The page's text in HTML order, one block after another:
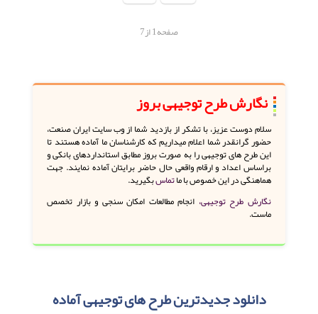
صفحه1 از7
نگارش طرح توجیهی بروز
سلام دوست عزیز، با تشکر از بازدید شما از وب سایت ایران صنعت،
حضور گرانقدر شما اعلام میداریم که کارشناسان ما آماده هستند تا
این طرح های توجیهی را به صورت بروز مطابق استانداردهای بانکی و
براساس اعداد و ارقام واقعی حال حاضر برایتان آماده نمایند. جهت
هماهنگی در این خصوص با ماتماسبگیرید.
نگارش طرح توجیهی، انجام مطالعات امکان سنجی و بازار تخصص
ماست.
دانلود جدیدترین طرح های توجیهی آماده